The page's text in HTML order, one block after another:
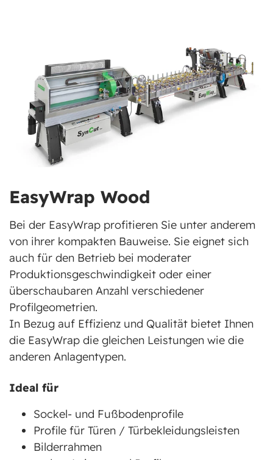
EasyWrap Wood
Bei der EasyWrap profitieren Sie unter anderem
von ihrer kompakten Bauweise. Sie eignet sich
auch für den Betrieb bei moderater
Produktionsgeschwindigkeit oder einer
überschaubaren Anzahl verschiedener
Profilgeometrien.
In Bezug auf Effizienz und Qualität bietet Ihnen
die EasyWrap die gleichen Leistungen wie die
anderen Anlagentypen.
Ideal für
Sockel- und Fußbodenprofile
Profile für Türen / Türbekleidungsleisten
Bilderrahmen